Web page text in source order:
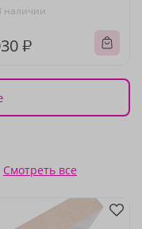
наличии
₽
Смотреть все